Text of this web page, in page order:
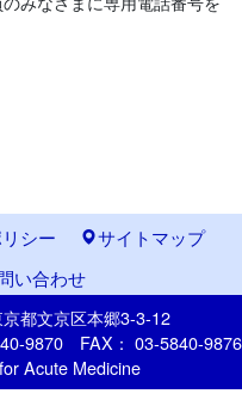
シー
サイトマップ
い合わせ
都文京区本郷3-3-12
9870 FAX： 03-5840-9876
Acute Medicine